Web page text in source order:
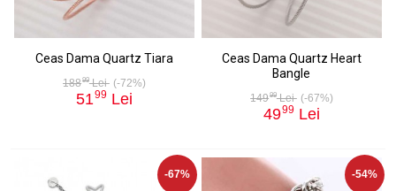
Ceas Dama Quartz Tiara
18899Lei (-72%)
5199 Lei
Ceas Dama Quartz Heart
Bangle
14999Lei (-67%)
4999 Lei
-67% -54%